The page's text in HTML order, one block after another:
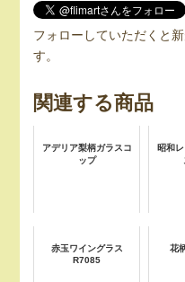
フォローしていただくと
す。
関連する商品
アデリア梨柄ガラスコ
ップ
昭和
赤玉ワイングラス
R7085
花